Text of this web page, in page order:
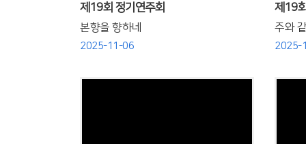
제19회 정기연주회
본향을 향하네
2025-11-06
제19
주와
2025-